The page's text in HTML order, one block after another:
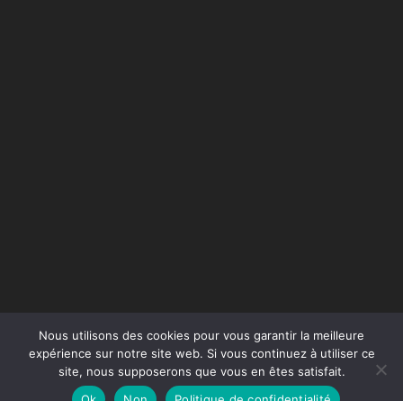
Conception du site :Agence Jus de Citron
Nous utilisons des cookies pour vous garantir la meilleure
expérience sur notre site web. Si vous continuez à utiliser ce
site, nous supposerons que vous en êtes satisfait.